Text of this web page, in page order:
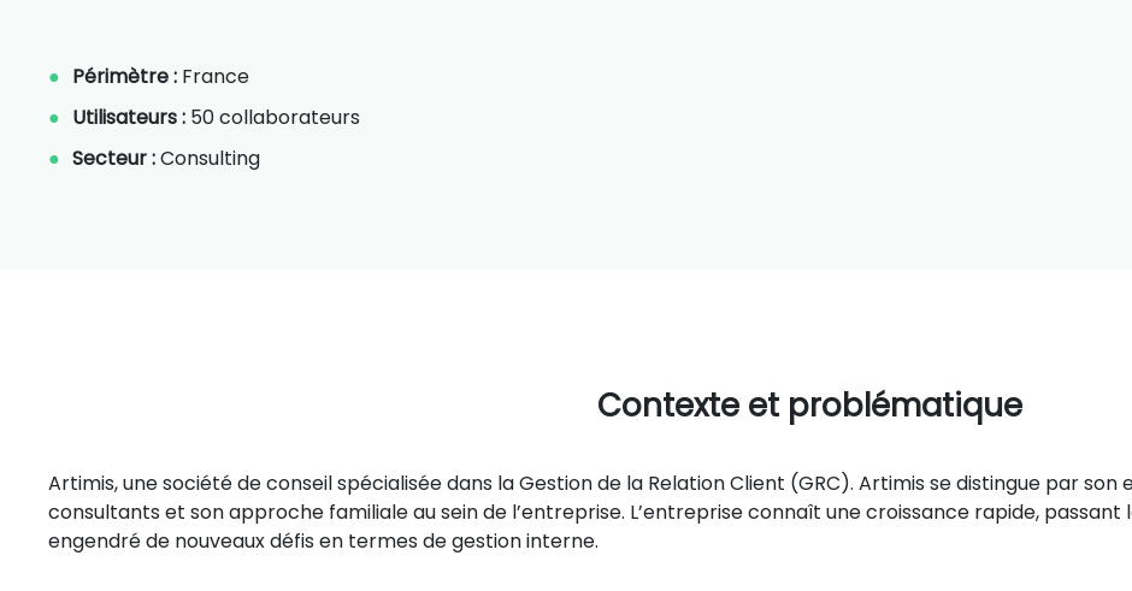
Périmètre : France
Utilisateurs : 50 collaborateurs
Secteur :Consulting
Contexte et problématique
Artimis, une société de conseil spécialisée dans la Gestion de la Relation Client (GRC). Artimis se distingue par
consultants et son approche familiale au sein de l’entreprise. L’entreprise connaît une croissance rapide,
engendré de nouveaux défis en termes de gestion interne.